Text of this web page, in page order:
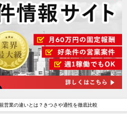
営業の違いとは？きつさや適性を徹底比較